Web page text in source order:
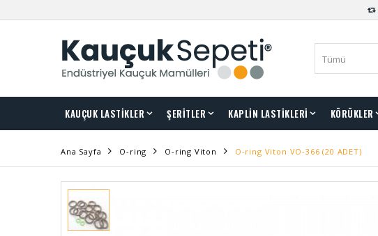
KAUÇUK LASTİKLER ŞERİTLER KAPLİN LASTİKLERİ KÖRÜKLER
Ana Sayfa O-ring O-ring Viton O-ring Viton VO-366 (20 ADET)